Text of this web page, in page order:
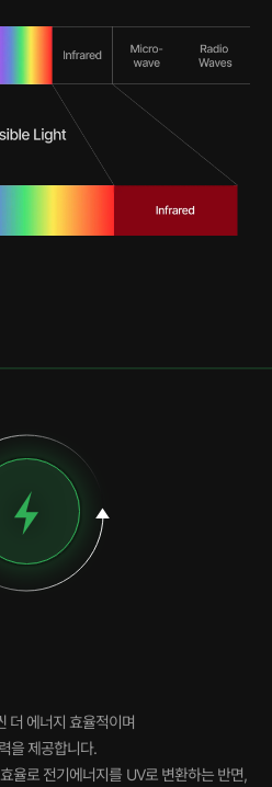
더 에너지 효율적이며
을 제공합니다.
율로 전기에너지를 UV로 변환하는 반면,